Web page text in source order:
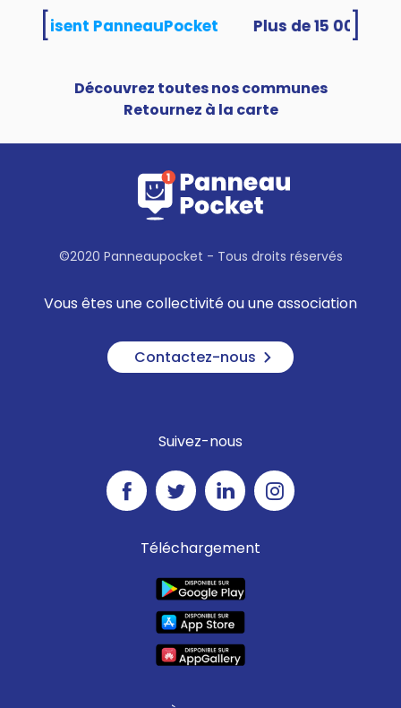
utilisent PanneauPocket
Découvrez toutes nos communes
Retournez à la carte
©2020 Panneaupocket - Tous droits réservés
Vous êtes une collectivité ou une association
Contactez-nous
Suivez-nous
Téléchargement